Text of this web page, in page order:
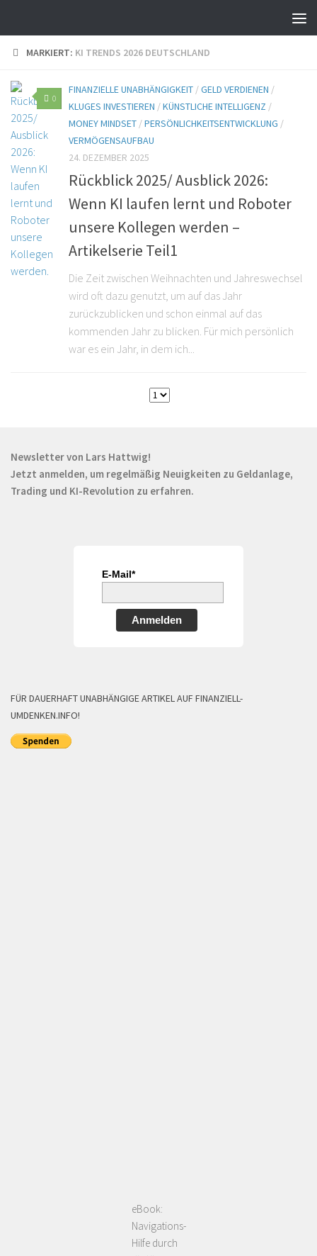
MARKIERT: KI TRENDS 2026 DEUTSCHLAND
0
FINANZIELLE UNABHÄNGIGKEIT /GELD VERDIENEN /
KLUGES INVESTIEREN /KÜNSTLICHE INTELLIGENZ /
MONEY MINDSET /PERSÖNLICHKEITSENTWICKLUNG /
VERMÖGENSAUFBAU
24. DEZEMBER 2025
Rückblick 2025/ Ausblick 2026:
Wenn KI laufen lernt und Roboter
unsere Kollegen werden –
Artikelserie Teil1
Die Zeit zwischen Weihnachten und Jahreswechsel
wird oft dazu genutzt, um auf das Jahr
zurückzublicken und schon einmal auf das
kommenden Jahr zu blicken. Für mich persönlich
war es ein Jahr, in dem ich...
Newsletter von Lars Hattwig!
Jetzt anmelden, um regelmäßig Neuigkeiten zu Geldanlage,
Trading und KI-Revolution zu erfahren.
E-Mail*
Anmelden
FÜR DAUERHAFT UNABHÄNGIGE ARTIKEL AUF FINANZIELL-
UMDENKEN.INFO!
eBook:
Navigations-
Hilfe durch